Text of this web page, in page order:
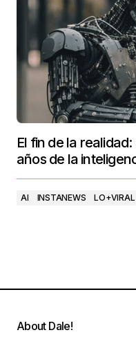
El fin de la
años de la
AI INSTANEWS LO+VIRAL
About Dale!